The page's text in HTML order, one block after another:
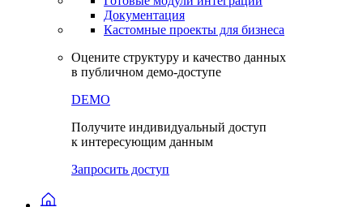
API & Data Feed
API and Data Feed
Готовые модули интеграции
Документация
в публичном демо-доступе